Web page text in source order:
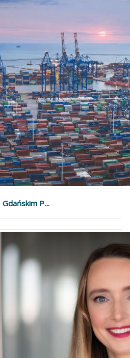
P...